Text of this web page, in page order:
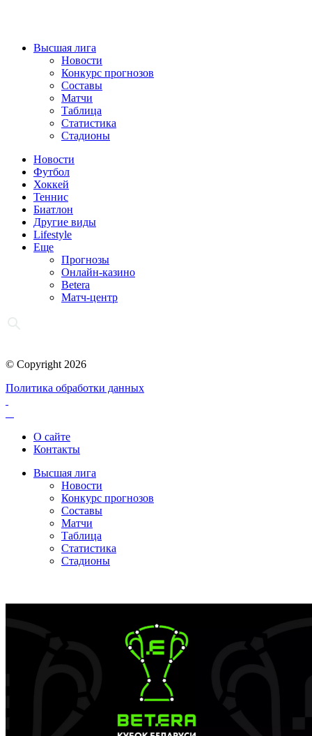
Высшая лига
Новости
Конкурс прогнозов
Составы
Матчи
Таблица
Статистика
Стадионы
Новости
Футбол
Хоккей
Теннис
Биатлон
Другие виды
Lifestyle
Еще
Прогнозы
Онлайн-казино
Betera
Матч-центр
© Copyright 2026
Политика обработки данных
О сайте
Контакты
Высшая лига
Новости
Конкурс прогнозов
Составы
Матчи
Таблица
Статистика
Стадионы